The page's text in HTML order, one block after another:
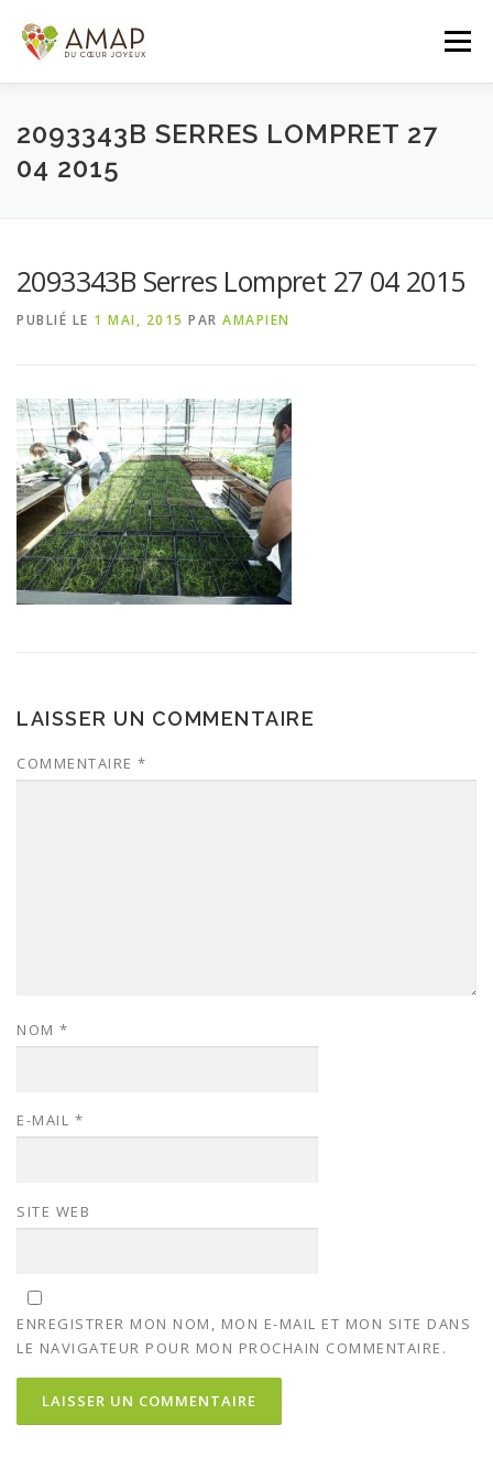
contenu
Menu
ACCUEIL L’AMAP LES PANIERS
PANIER DE LA SEMAINE
2093343B SERRES LOMPRET 27
04 2015
2093343B Serres Lompret 27 04 2015
PUBLIÉ LE 1 MAI, 2015 PAR AMAPIEN
LAISSER UN COMMENTAIRE
COMMENTAIRE *
NOM *
E-MAIL *
SITE WEB
ENREGISTRER MON NOM, MON E-MAIL ET MON SITE DANS
LE NAVIGATEUR POUR MON PROCHAIN COMMENTAIRE.